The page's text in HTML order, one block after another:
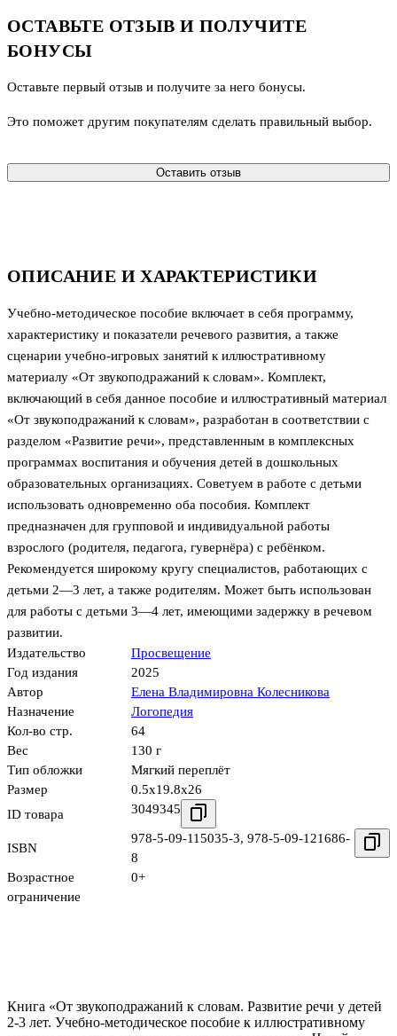
ОПИСАНИЕ И ХАРАКТЕРИСТИКИ
Учебно-методическое пособие включает в себя программу,
характеристику и показатели речевого развития, а также
сценарии учебно-игровых занятий к иллюстративному
материалу «От звукоподражаний к словам». Комплект,
включающий в себя данное пособие и иллюстративный материал
«От звукоподражаний к словам», разработан в соответствии с
разделом «Развитие речи», представленным в комплексных
программах воспитания и обучения детей в дошкольных
образовательных организациях. Советуем в работе с детьми
использовать одновременно оба пособия. Комплект
предназначен для групповой и индивидуальной работы
взрослого (родителя, педагога, гувернёра) с ребёнком.
Рекомендуется широкому кругу специалистов, работающих с
детьми 2—3 лет, а также родителям. Может быть использован
для работы с детьми 3—4 лет, имеющими задержку в речевом
развитии.
Издательство
Просвещение
Год издания
2025
Автор
Елена Владимировна Колесникова
Назначение
Логопедия
Кол-во стр.
64
Вес
130 г
Тип обложки
Мягкий переплёт
Размер
0.5x19.8x26
ID товара
3049345
ISBN
978-5-09-115035-3, 978-5-09-121686-
8
Возрастное
ограничение
0+
ОСТАВЬТЕ ОТЗЫВ И ПОЛУЧИТЕ
БОНУСЫ
Оставьте первый отзыв и получите за него бонусы.
Это поможет другим покупателям сделать правильный выбор.
Оставить отзыв
Книга «От звукоподражаний к словам. Развитие речи у детей
2-3 лет. Учебно-методическое пособие к иллюстративному